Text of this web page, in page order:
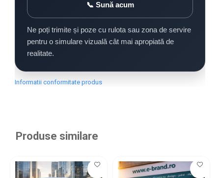
📞 Sună acum
Ne poți trimite și poze cu rulota sau zona de servire
pentru o simulare vizuală cât mai apropiată de
realitate.
Informatii conformitate produs
Produse similare